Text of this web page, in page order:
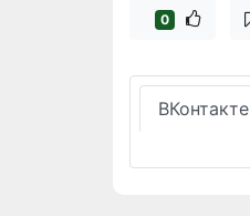
0
ВКонтакте